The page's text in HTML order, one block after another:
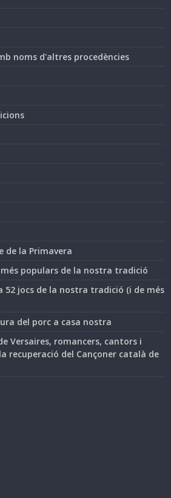
noms d'altres procedències
de la Primavera
populars de la nostra tradició
52 jocs de la nostra tradició (i de més
del porc a casa nostra
Versaires, romancers, cantors i
recuperació del Cançoner català de